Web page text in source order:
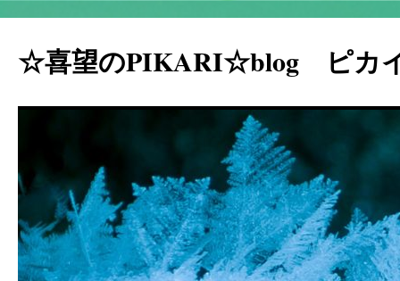
☆喜望のPIKARI☆blog ピ